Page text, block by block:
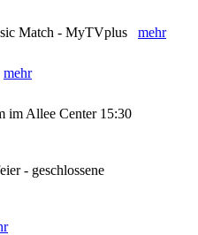
Match - MyTVplus mehr
mehr
im Allee Center 15:30
- geschlossene